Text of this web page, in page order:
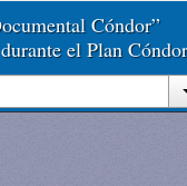
Cóndor”
el Plan Cóndor